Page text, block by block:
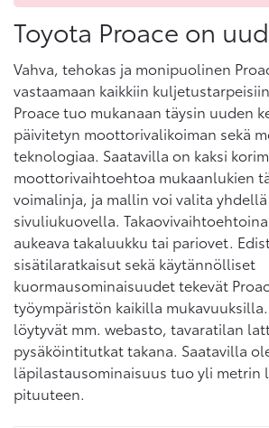
Toyota Proace on
Vahva, tehokas ja monipuolinen
vastaamaan kaikkiin
Proace tuo mukanaan täysin uuden
päivitetyn moottorivalikoiman sekä
teknologiaa. Saatavilla on kaksi
moottorivaihtoehtoa mukaanlukien
voimalinja, ja mallin voi valita
sivuliukuovella.
aukeava takaluukku tai pariovet.
sisätilaratkaisut sekä käytännölliset
kuormausominaisuudet tekevät
työympäristön kaikilla
löytyvät mm. webasto, tavaratilan
pysäköintitutkat takana. Saatavilla
läpilastausominaisuus tuo yli metrin
pituuteen.